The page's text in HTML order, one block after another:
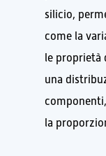
silicio,
come la
le proprietà
una
la